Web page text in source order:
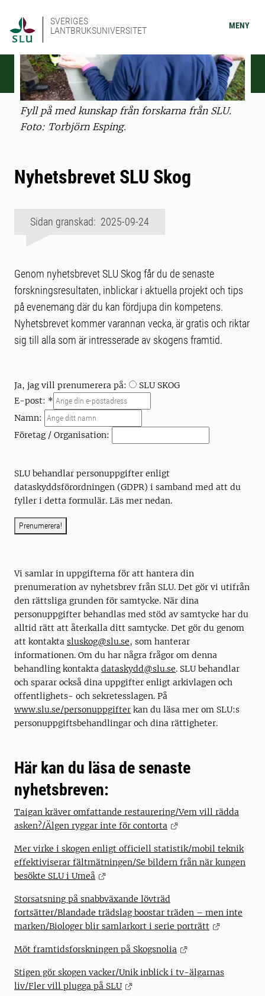
SVERIGES
LANTBRUKSUNIVERSITET
MENY
Fyll på med kunskap från forskarna från SLU.
Foto: Torbjörn Esping.
Nyhetsbrevet SLU Skog
Sidan granskad: 2025-09-24
Genom nyhetsbrevet SLU Skog får du de senaste
forskningsresultaten, inblickar i aktuella projekt och tips
på evenemang där du kan fördjupa din kompetens.
Nyhetsbrevet kommer varannan vecka, är gratis och riktar
sig till alla som är intresserade av skogens framtid.
Ja, jag vill prenumerera på:
SLU SKOG
E-post: *
Namn:
Företag / Organisation:
SLU behandlar personuppgifter enligt
dataskyddsförordningen (GDPR) i samband med att du
fyller i detta formulär. Läs mer nedan.
Prenumerera!
Vi samlar in uppgifterna för att hantera din
prenumeration av nyhetsbrev från SLU. Det gör vi utifrån
den rättsliga grunden för samtycke. När dina
personuppgifter behandlas med stöd av samtycke har du
alltid rätt att återkalla ditt samtycke. Det gör du genom
att kontakta sluskog@slu.se, som hanterar
informationen. Om du har några frågor om denna
behandling kontakta dataskydd@slu.se. SLU behandlar
och sparar också dina uppgifter enligt arkivlagen och
offentlighets- och sekretesslagen. På
www.slu.se/personuppgifter kan du läsa mer om SLU:s
personuppgiftsbehandlingar och dina rättigheter.
Här kan du läsa de senaste
nyhetsbreven:
Taigan kräver omfattande restaurering/Vem vill rädda
asken?/Älgen ryggar inte för contorta
Mer virke i skogen enligt officiell statistik/mobil teknik
effektiviserar fältmätningen/Se bildern från när kungen
besökte SLU i Umeå
Storsatsning på snabbväxande lövträd
fortsätter/Blandade trädslag boostar träden – men inte
marken/Biologer blir samlarkort i serie porträtt
Möt framtidsforskningen på Skogsnolia
Stigen gör skogen vacker/Unik inblick i tv-älgarnas
liv/Fler vill plugga på SLU